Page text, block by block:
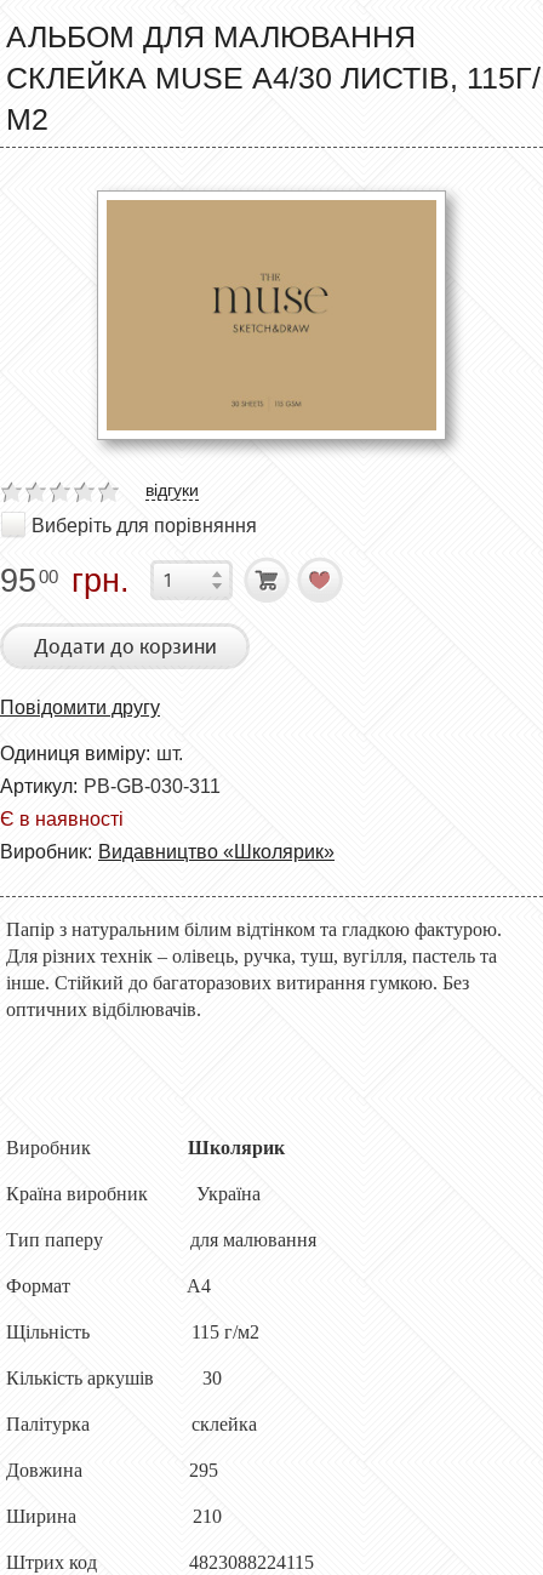
АЛЬБОМ ДЛЯ МАЛЮВАННЯ
СКЛЕЙКА MUSE А4/30 ЛИСТІВ, 115Г/
М2
відгуки
Виберіть для порівняння
9500 грн.
Додати до корзини
Повідомити другу
Одиниця виміру: шт.
Артикул: PB-GB-030-311
Є в наявності
Виробник: Видавництво «Школярик»
Папір з натуральним білим відтінком та гладкою фактурою.
Для різних технік – олівець, ручка, туш, вугілля, пастель та
інше. Стійкий до багаторазових витирання гумкою. Без
оптичних відбілювачів.
Виробник Школярик
Країна виробник Україна
Тип паперу для малювання
Формат А4
Щільність 115 г/м2
Кількість аркушів 30
Палітурка склейка
Довжина 295
Ширина 210
Штрих код 4823088224115